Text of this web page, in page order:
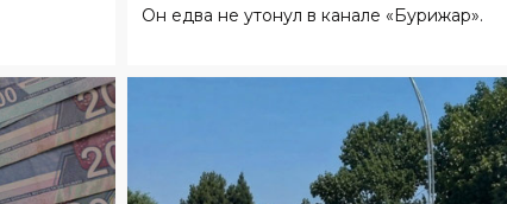
Он едва не утонул в канале «Бурижар».